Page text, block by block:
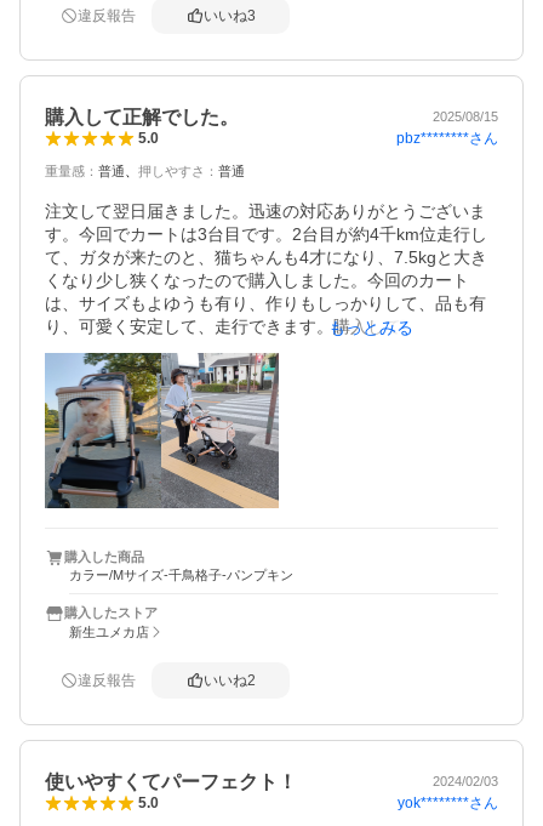
違反報告 いいね3
購入して正解でした。 2025/08/15
5.0 pbz********さん
重量感 ： 普通 押しやすさ ： 普通
注文して翌日届きました。迅速の対応ありがとうございま
す。今回でカートは3台目です。2台目が約4千km位走行し
て、ガタが来たのと、猫ちゃんも4才になり、7.5kgと大き
くなり少し狭くなったので購入しました。今回のカート
は、サイズもよゆうも有り、作りもしっかりして、品も有
り、可愛く安定して、走行できます。購入して正解でし
た。できれば、コットだけ、色違いの物を購入可能でしょ
うか？。
もっとみる
購入した商品
カラー/Mサイズ-千鳥格子-パンプキン
購入したストア
新生ユメカ店
違反報告 いいね2
使いやすくてパーフェクト！ 2024/02/03
5.0 yok********さん